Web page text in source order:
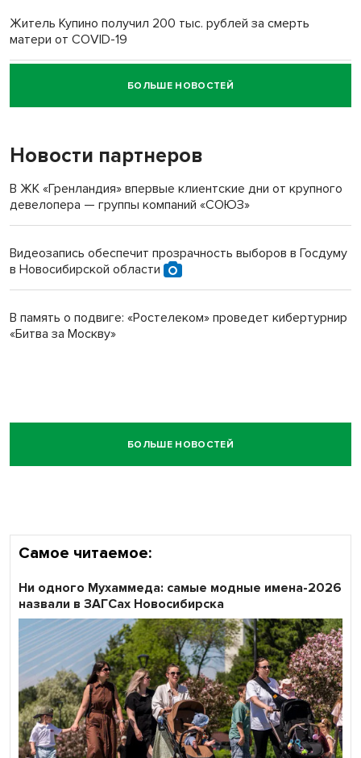
Житель Купино получил 200 тыс. рублей за смерть
матери от COVID-19
Новосибирский суд наказал водителя за смерть
пенсионерки на вокзале
БОЛЬШЕ НОВОСТЕЙ
Новости партнеров
В ЖК «Гренландия» впервые клиентские дни от крупного
девелопера — группы компаний «СОЮЗ»
Видеозапись обеспечит прозрачность выборов в Госдуму
в Новосибирской области
В память о подвиге: «Ростелеком» проведет кибертурнир
«Битва за Москву»
БОЛЬШЕ НОВОСТЕЙ
Самое читаемое:
Ни одного Мухаммеда: самые модные имена-2026
назвали в ЗАГСах Новосибирска